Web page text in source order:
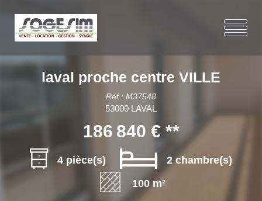
laval proche centre VILLE
Réf : M37548
53000 LAVAL
186 840 € **
4 pièce(s)
2 chambre(s)
100 m²